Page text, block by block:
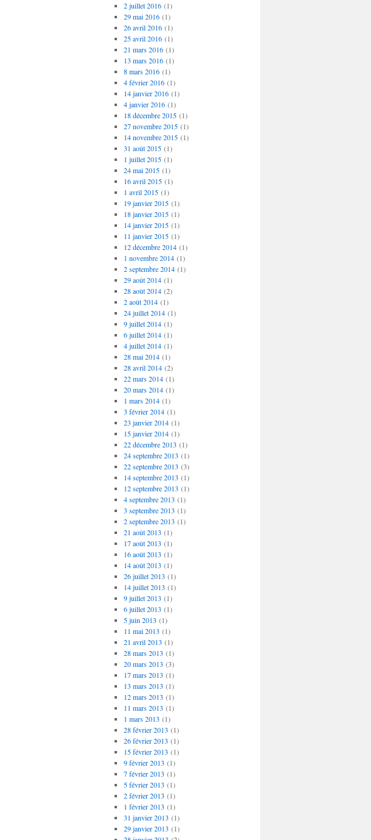
2 juillet 2016(1)
29 mai 2016(1)
26 avril 2016(1)
25 avril 2016(1)
21 mars 2016(1)
13 mars 2016(1)
8 mars 2016(1)
4 février 2016(1)
14 janvier 2016(1)
4 janvier 2016(1)
18 décembre 2015(1)
27 novembre 2015(1)
14 novembre 2015(1)
31 août 2015(1)
1 juillet 2015(1)
24 mai 2015(1)
16 avril 2015(1)
1 avril 2015(1)
19 janvier 2015(1)
18 janvier 2015(1)
14 janvier 2015(1)
11 janvier 2015(1)
12 décembre 2014(1)
1 novembre 2014(1)
2 septembre 2014(1)
29 août 2014(1)
28 août 2014(2)
2 août 2014(1)
24 juillet 2014(1)
9 juillet 2014(1)
6 juillet 2014(1)
4 juillet 2014(1)
28 mai 2014(1)
28 avril 2014(2)
22 mars 2014(1)
20 mars 2014(1)
1 mars 2014(1)
3 février 2014(1)
23 janvier 2014(1)
15 janvier 2014(1)
22 décembre 2013 (1)
24 septembre 2013 (1)
22 septembre 2013 (3)
14 septembre 2013 (1)
12 septembre 2013 (1)
4 septembre 2013 (1)
3 septembre 2013 (1)
2 septembre 2013 (1)
21 août 2013 (1)
17 août 2013 (1)
16 août 2013 (1)
14 août 2013 (1)
26 juillet 2013 (1)
14 juillet 2013 (1)
9 juillet 2013 (1)
6 juillet 2013 (1)
5 juin 2013 (1)
11 mai 2013 (1)
21 avril 2013 (1)
28 mars 2013 (1)
20 mars 2013 (3)
17 mars 2013 (1)
13 mars 2013 (1)
12 mars 2013 (1)
11 mars 2013 (1)
1 mars 2013 (1)
28 février 2013 (1)
26 février 2013 (1)
15 février 2013 (1)
9 février 2013 (1)
7 février 2013 (1)
5 février 2013 (1)
2 février 2013 (1)
1 février 2013 (1)
31 janvier 2013 (1)
29 janvier 2013 (1)